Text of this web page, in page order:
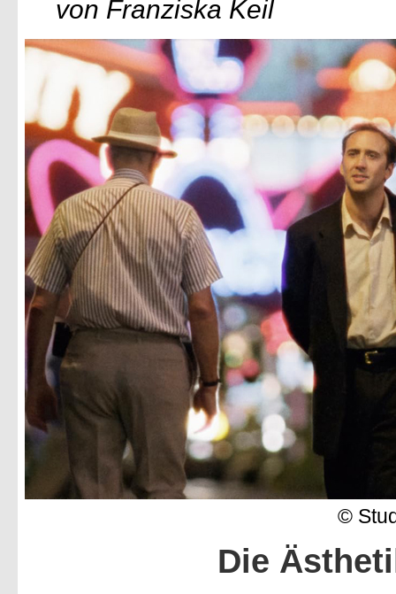
von Franziska Keil
©
Die